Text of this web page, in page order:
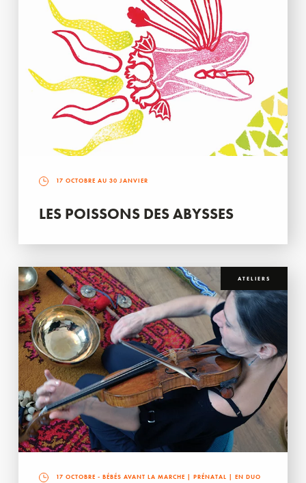
17 OCTOBRE AU 30 JANVIER
LES POISSONS DES ABYSSES
ATELIERS
17 OCTOBRE - BÉBÉS AVANT LA MARCHE | PRÉNATAL | EN DUO